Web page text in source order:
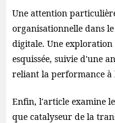
Une attention
organisationnelle dans
digitale. Une
esquissée, suivie d'une
reliant la performance à
Enfin, l'article examine
que catalyseur de la